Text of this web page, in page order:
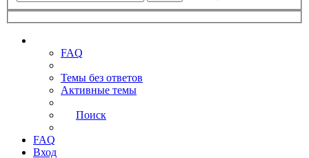
FAQ
Темы без ответов
Активные темы
Поиск
FAQ
Вход